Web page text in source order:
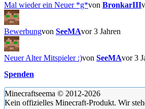
Mal wieder ein Neuer *g*von BronkarIII
Bewerbungvon SeeMAvor 3 Jahren
Neuer Alter Mitspieler :)von SeeMAvor 3
Spenden
Minecraftseema © 2012-2026
Kein offizielles Minecraft-Produkt. Wir